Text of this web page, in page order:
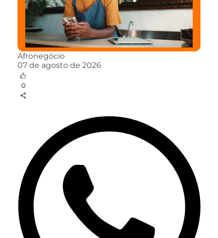
Afronegócio
07 de agosto de 2026
0